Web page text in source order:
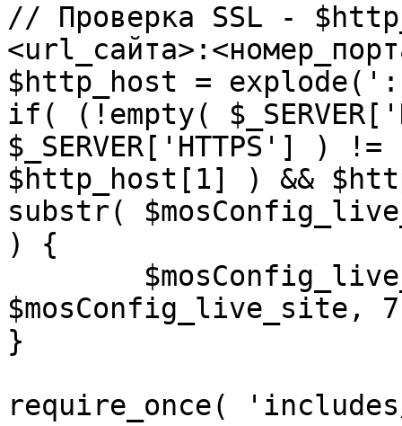
// Проверка SSL -
$http_host = explode(':',
if( (!empty(
$_SERVER['HTTPS']
$http_host[1] ) &&
substr(
) {
$mosConfig_live_site,
}
require_once(